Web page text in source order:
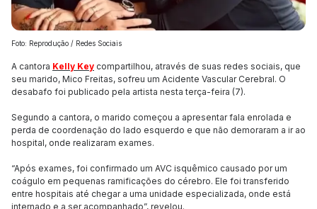
Foto: Reprodução / Redes Sociais
A cantora Kelly Key compartilhou, através de suas redes sociais, que
seu marido, Mico Freitas, sofreu um Acidente Vascular Cerebral. O
desabafo foi publicado pela artista nesta terça-feira (7).
Segundo a cantora, o marido começou a apresentar fala enrolada e
perda de coordenação do lado esquerdo e que não demoraram a ir ao
hospital, onde realizaram exames.
“Após exames, foi confirmado um AVC isquêmico causado por um
coágulo em pequenas ramificações do cérebro. Ele foi transferido
entre hospitais até chegar a uma unidade especializada, onde está
internado e a ser acompanhado”, revelou.